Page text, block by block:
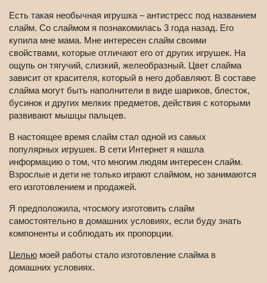
Есть такая необычная игрушка – антистресс под названием
слайм. Со слаймом я познакомилась 3 года назад. Его
купила мне мама. Мне интересен слайм своими
свойствами, которые отличают его от других игрушек. На
ощупь он тягучий, слизкий, желеобразный. Цвет слайма
зависит от красителя, который в него добавляют. В составе
слайма могут быть наполнители в виде шариков, блесток,
бусинок и других мелких предметов, действия с которыми
развивают мышцы пальцев.
В настоящее время слайм стал одной из самых
популярных игрушек. В сети Интернет я нашла
информацию о том, что многим людям интересен слайм.
Взрослые и дети не только играют слаймом, но занимаются
его изготовлением и продажей.
Я предположила, чтосмогу изготовить слайм
самостоятельно в домашних условиях, если буду знать
компоненты и соблюдать их пропорции.
Целью моей работы стало изготовление слайма в
домашних условиях.